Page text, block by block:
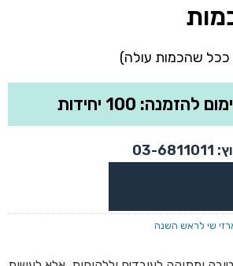
ככל שהכמות עולה)
100 יחידות
שי לראש השנה